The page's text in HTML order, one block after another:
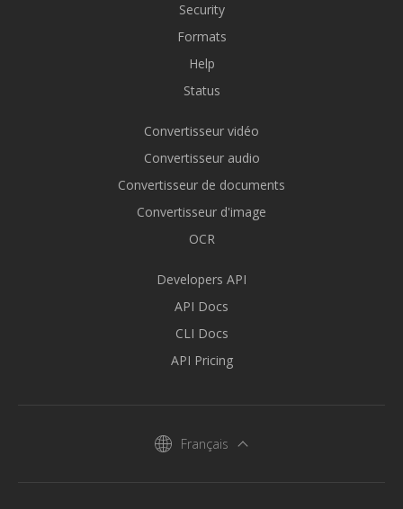
Security
Formats
Help
Status
Convertisseur vidéo
Convertisseur audio
Convertisseur de documents
Convertisseur d'image
OCR
Developers API
API Docs
CLI Docs
API Pricing
Français